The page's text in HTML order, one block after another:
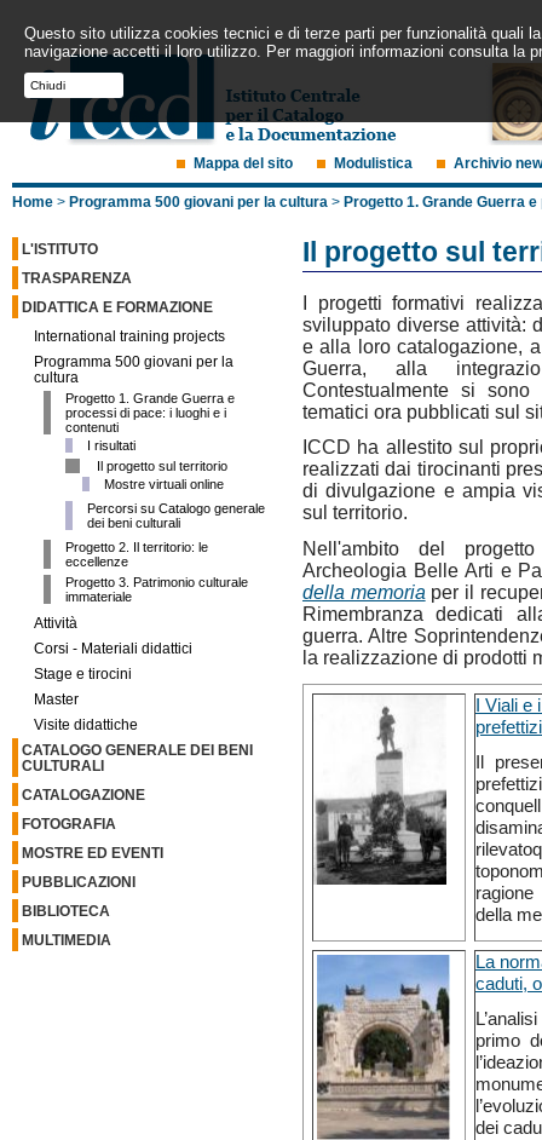
Questo sito utilizza cookies tecnici e di terze parti per funzionalità quali
navigazione accetti il loro utilizzo. Per maggiori informazioni consulta la
Chiudi
Mappa del sito Modulistica Archivio
Home > Programma 500 giovani per la cultura > Progetto 1. Grande Guerra
L'ISTITUTO
TRASPARENZA
DIDATTICA E FORMAZIONE
International training projects
Programma 500 giovani per la
cultura
Progetto 1. Grande Guerra e
processi di pace: i luoghi e i
contenuti
I risultati
Il progetto sul territorio
Mostre virtuali online
Percorsi su Catalogo generale
dei beni culturali
Progetto 2. Il territorio: le
eccellenze
Progetto 3. Patrimonio culturale
immateriale
Attività
Corsi - Materiali didattici
Stage e tirocini
Master
Visite didattiche
CATALOGO GENERALE DEI BENI
CULTURALI
CATALOGAZIONE
FOTOGRAFIA
MOSTRE ED EVENTI
PUBBLICAZIONI
BIBLIOTECA
MULTIMEDIA
Il progetto sul
I progetti formativi
sviluppato diverse attività:
e alla loro catalogazione,
Guerra, alla
Contestualmente si
tematici ora pubblicati sul
ICCD ha allestito sul
realizzati dai tirocinanti
di divulgazione e ampia
sul territorio.
Nell'ambito del
Archeologia Belle Arti e
della memoria per il
Rimembranza dedicati
guerra. Altre
la realizzazione di prodotti
I Viali e
Il
della
La
caduti,
primo
dei